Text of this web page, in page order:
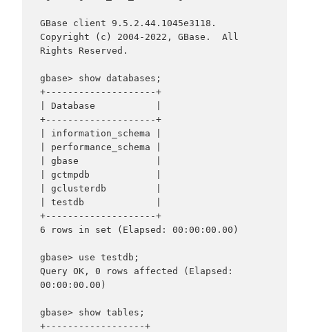
GBase client 9.5.2.44.1045e3118.
Copyright (c) 2004-2022, GBase.  All
Rights Reserved.
gbase> show databases;
+--------------------+
| Database           |
+--------------------+
| information_schema |
| performance_schema |
| gbase              |
| gctmpdb            |
| gclusterdb         |
| testdb             |
+--------------------+
6 rows in set (Elapsed: 00:00:00.00)
gbase> use testdb;
Query OK, 0 rows affected (Elapsed:
00:00:00.00)
gbase> show tables;
+------------------+